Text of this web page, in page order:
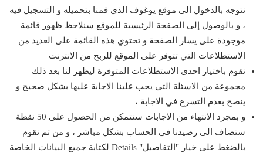
نتوجه بالدخول الى موقع يوغوف الذي قمنا بتحميله و التسجيل فيه
، و بالوصول إلى الصفحة الرئيسية للموقع سنلاحظ ظهور قائمة
موجودة على يسار الصفحة و تحتوي هذه القائمة على العديد من
الاستطلاعات التي تتوفر على الموقع للربح من الانترنت
نقوم باختيار احدى الاستطلاعات المتوفرة ليظهر لنا بعد ذلك
مجموعة من الاسئلة التي يجب علينا الاجابة عليها بشكل صحيح و
ينصح بعدم التسرع في الاجابة ،
و بمجرد الانتهاء من الاجابات سنتمكن من الحصول على 50 نقطة
ستضاف الى رصيدنا في الحساب بشكل مباشر ، و من ثم نقوم
بالضغط على خيار "التفاصيل" Details لكتابة جميع البيانات الخاصة